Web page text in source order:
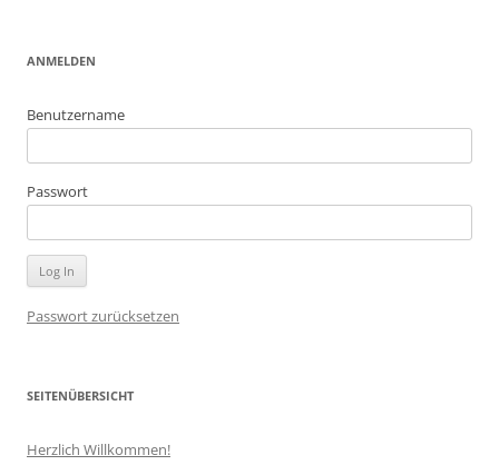
ANMELDEN
Benutzername
Passwort
Passwort zurücksetzen
SEITENÜBERSICHT
Herzlich Willkommen!